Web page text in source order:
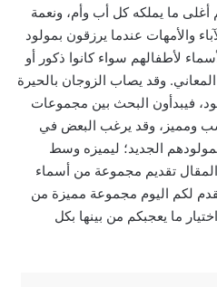
ما يملكه كل أب وأم، ونعمة
والأمهات عندما يرزقون بمولود
لأطفالهم سواء كانوا ذكور أو
وقد يصاب الزوجان بالحيرة
فيبدأون البحث بين مجموعات
ومميز، وقد يرغب البعض في
الجديد؛ ليميزه وسط
تقديم مجموعة من أسماء
لكم اليوم مجموعة مميزة من
ما يعجبكم من بينها بكل